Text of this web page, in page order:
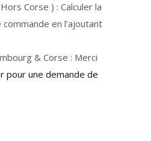
Corse ) : Calculer la
en l’ajoutant
& Corse : Merci
pour une demande de